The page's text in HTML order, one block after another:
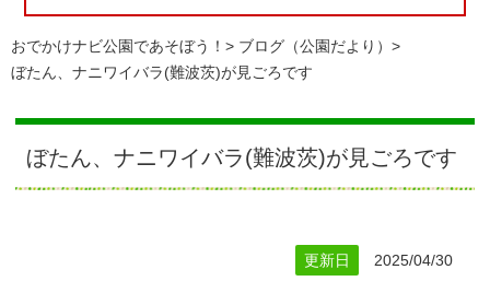
おでかけナビ公園であそぼう！
ブログ（公園だより）
ぼたん、ナニワイバラ(難波茨)が見ごろです
ぼたん、ナニワイバラ(難波茨)が見ごろです
更新日 2025/04/30